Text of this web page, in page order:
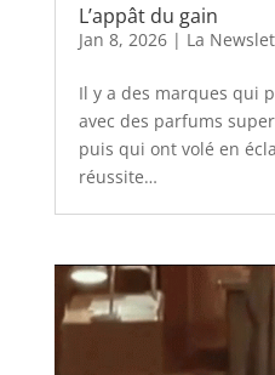
L’appât du gain
Jan 8, 2026| La
Il y a des marques qui
avec des parfums
puis qui ont volé en
réussite…